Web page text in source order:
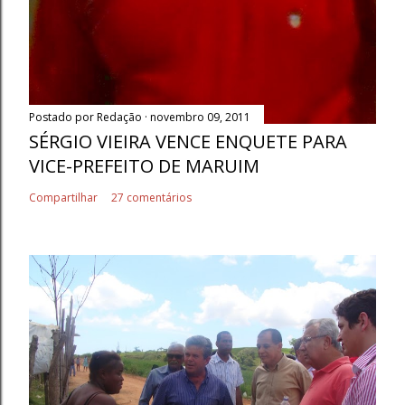
Postado porRedação novembro 09, 2011
SÉRGIO VIEIRA VENCE ENQUETE PARA
VICE-PREFEITO DE MARUIM
Compartilhar 27 comentários